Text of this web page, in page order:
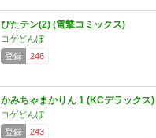
ぴたテン(2) (電撃コミックス)
コゲどんぼ
登録
246
かみちゃまかりん 1 (KCデラックス)
コゲどんぼ
登録
243